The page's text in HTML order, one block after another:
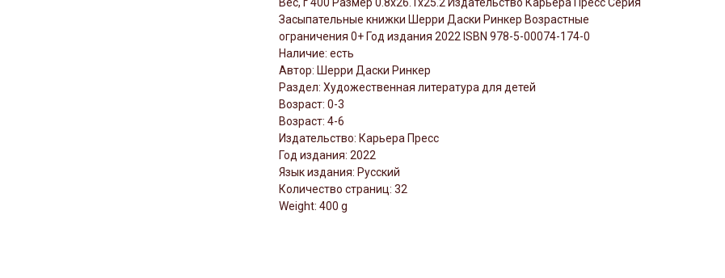
Вес, г 400 Размер 0.8x26.1x25.2 Издательство Карьера Пресс Серия
Засыпательные книжки Шерри Даски Ринкер Возрастные
ограничения 0+ Год издания 2022 ISBN 978-5-00074-174-0
Наличие: есть
Автор: Шерри Даски Ринкер
Раздел: Художественная литература для детей
Возраст: 0-3
Возраст: 4-6
Издательство: Карьера Пресс
Год издания: 2022
Язык издания: Русский
Количество страниц: 32
Weight: 400 g